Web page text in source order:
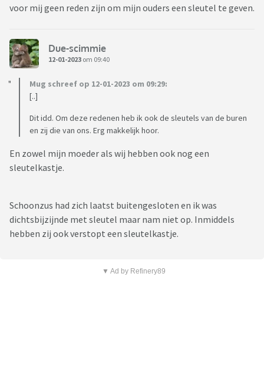
voor mij geen reden zijn om mijn ouders een sleutel te geven.
Due-scimmie
12-01-2023 om 09:40
Mug schreef op 12-01-2023 om 09:29:
[..]
Dit idd. Om deze redenen heb ik ook de sleutels van de buren
en zij die van ons. Erg makkelijk hoor.
En zowel mijn moeder als wij hebben ook nog een
sleutelkastje.
Schoonzus had zich laatst buitengesloten en ik was
dichtsbijzijnde met sleutel maar nam niet op. Inmiddels
hebben zij ook verstopt een sleutelkastje.
▼ Ad by Refinery89